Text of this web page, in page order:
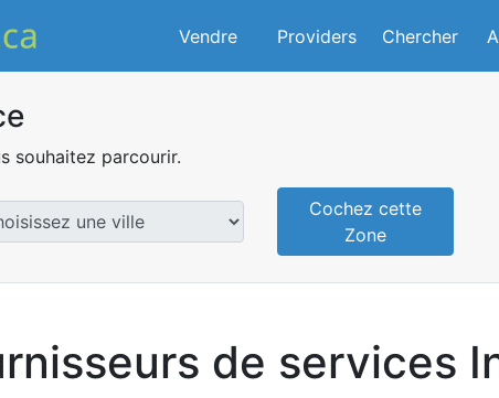
Vendre Providers Chercher
souhaitez parcourir.
Cochez cette
Zone
de services